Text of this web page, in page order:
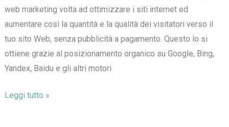
web marketing volta ad ottimizzare i siti internet ed
aumentare così la quantità e la qualità dei visitatori verso il
tuo sito Web, senza pubblicità a pagamento. Questo lo si
ottiene grazie al posizionamento organico su Google, Bing,
Yandex, Baidu e gli altri motori
Seo:
Leggi tutto »